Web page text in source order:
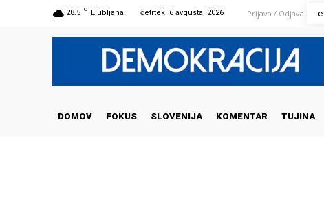
28.5 C Ljubljana četrtek, 6 avgusta, 2026 Prijava / Odjava
DOMOV FOKUS SLOVENIJA KOMENTAR TUJINA